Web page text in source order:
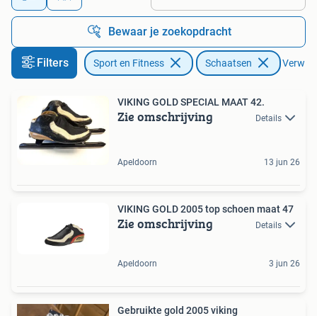
Bewaar je zoekopdracht
Filters Sport en Fitness Schaatsen
VIKING GOLD SPECIAL MAAT 42.
Zie omschrijving Details
Apeldoorn 13 jun 26
VIKING GOLD 2005 top schoen maat 47
Zie omschrijving Details
Apeldoorn 3 jun 26
Gebruikte gold 2005 viking